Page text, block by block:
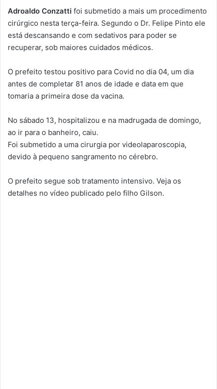
Adroaldo Conzatti foi submetido a mais um procedimento
cirúrgico nesta terça-feira. Segundo o Dr. Felipe Pinto ele
está descansando e com sedativos para poder se
recuperar, sob maiores cuidados médicos.
O prefeito testou positivo para Covid no dia 04, um dia
antes de completar 81 anos de idade e data em que
tomaria a primeira dose da vacina.
No sábado 13, hospitalizou e na madrugada de domingo,
ao ir para o banheiro, caiu.
Foi submetido a uma cirurgia por videolaparoscopia,
devido à pequeno sangramento no cérebro.
O prefeito segue sob tratamento intensivo. Veja os
detalhes no vídeo publicado pelo filho Gilson.